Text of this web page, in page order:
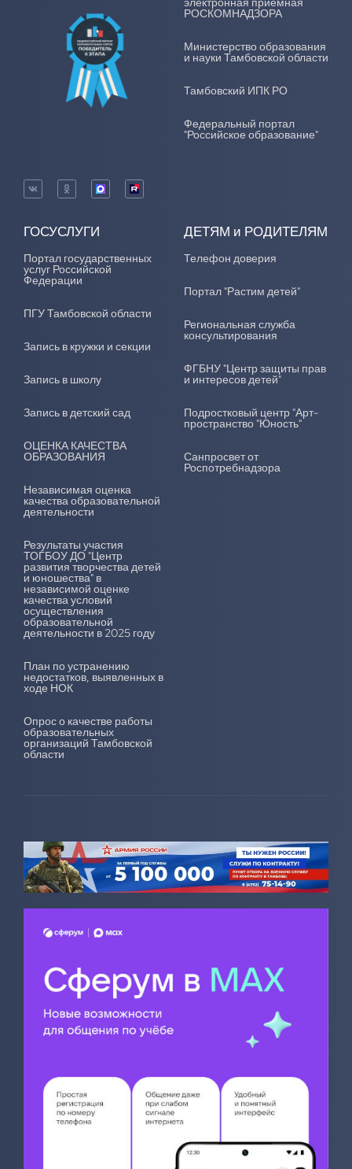
РОСКОМНАДЗОРА
Министерство образования
и науки Тамбовской области
Тамбовский ИПК РО
Федеральный портал
"Российское образование"
ГОСУСЛУГИ
Портал государственных
услуг Российской
Федерации
ПГУ Тамбовской области
Запись в кружки и секции
Запись в школу
Запись в детский сад
ОЦЕНКА КАЧЕСТВА
ОБРАЗОВАНИЯ
Независимая оценка
качества образовательной
деятельности
Результаты участия
ТОГБОУ ДО "Центр
развития творчества детей
и юношества" в
независимой оценке
качества условий
осуществления
образовательной
деятельности в 2025 году
План по устранению
недостатков, выявленных в
ходе НОК
Опрос о качестве работы
образовательных
организаций Тамбовской
области
ДЕТЯМ и РОДИТЕЛЯМ
Телефон доверия
Портал "Растим детей"
Региональная служба
консультирования
ФГБНУ "Центр защиты прав
и интересов детей"
Подростковый центр "Арт-
пространство "Юность"
Санпросвет от
Роспотребнадзора